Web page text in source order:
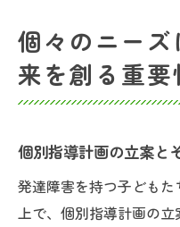
個々のニー
来を創る重要
個別指導計画の立案と
発達障害を持つ子ども
上で、個別指導計画の